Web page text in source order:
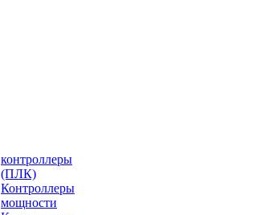
контроллеры
(ПЛК)
Контроллеры
мощности